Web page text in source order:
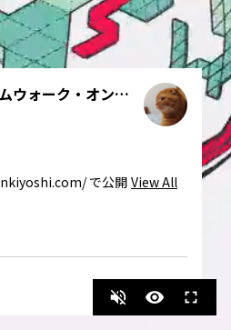
カラーリング・ランダムウォーク・オン・ザ・球体
で公開 View All
volume_off visibility fullscreen